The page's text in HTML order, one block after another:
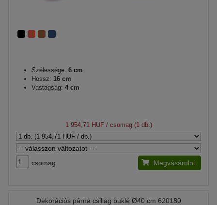
Szélessége: 6 cm
Hossz: 16 cm
Vastagság: 4 cm
1 954,71 HUF/ csomag (1 db.)
csomag Megvásárolni
Dekorációs párna csillag buklé Ø40 cm 620180